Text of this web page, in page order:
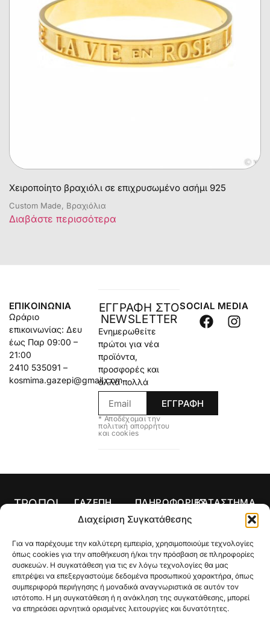
Διαχείριση Συγκατάθεσης
Για να παρέχουμε την καλύτερη εμπειρία, χρησιμοποιούμε τεχνολογίες
όπως cookies για την αποθήκευση ή/και την πρόσβαση σε πληροφορίες
συσκευών. Η συγκατάθεση για τις εν λόγω τεχνολογίες θα μας
επιτρέψει να επεξεργαστούμε δεδομένα προσωπικού χαρακτήρα, όπως
συμπεριφορά περιήγησης ή μοναδικά αναγνωριστικά σε αυτόν τον
ιστότοπο. Η μη συγκατάθεση ή η ανάκληση της συγκατάθεσης, μπορεί
να επηρεάσει αρνητικά ορισμένες λειτουργίες και δυνατότητες.
Χειροποίητο βραχιόλι σε επιχρυσωμένο ασήμι 925
Custom Made, Βραχιόλια
Διαβάστε περισσότερα
ΕΠΙΚΟΙΝΩΝΊΑ
Ωράριο
επικοινωνίας: Δευ
έως Παρ 09:00 –
21:00
2410 535091 –
kosmima.gazepi@gmail.com
ΕΓΓΡΑΦΗ ΣΤΟ
NEWSLETTER
Ενημερωθείτε
πρώτοι για νέα
προϊόντα,
προσφορές και
άλλα πολλά
ΕΓΓΡΑΦΗ
* Αποδέχομαι την
πολιτική απορρήτου
και cookies
SOCIAL MEDIA
ΤΡΟΠΟΙ
ΠΛΗΡΩΜΗΣ
ΓΑΖΕΠΗ
Αρχική
λογαριασμός
μου
Κατάστημα
Ποιοι Είμαστε
Gallery
ΠΛΗΡΟΦΟΡΙΕΣ
Όροι Χρήσης
Πληρωμής
Τρόποι
Αποστολής
Πολιτική
Επιστροφών
ΚΑΤΑΣΤΗΜΑ
Σκουλαρίκια
Σταυροί
Βραχιόλια
Βέρες